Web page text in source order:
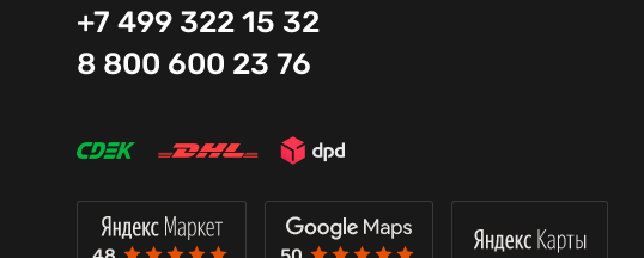
+7 499 322 15 32
8 800 600 23 76